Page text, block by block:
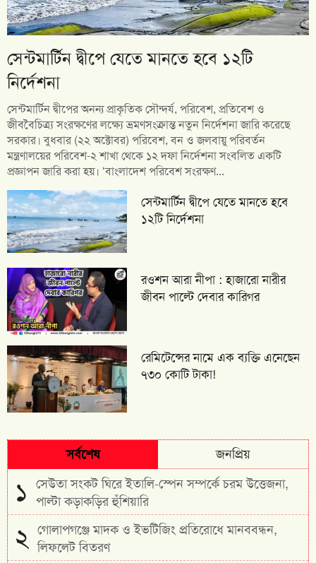
সেন্টমার্টিন দ্বীপে যেতে মানতে হবে ১২টি
নির্দেশনা
সেন্টমার্টিন দ্বীপের অনন্য প্রাকৃতিক সৌন্দর্য, পরিবেশ, প্রতিবেশ ও
জীববৈচিত্র্য সংরক্ষণের লক্ষ্যে ভ্রমণসংক্রান্ত নতুন নির্দেশনা জারি করেছে
সরকার। বুধবার (২২ অক্টোবর) পরিবেশ, বন ও জলবায়ু পরিবর্তন
মন্ত্রণালয়ের পরিবেশ-২ শাখা থেকে ১২ দফা নির্দেশনা সংবলিত একটি
প্রজ্ঞাপন জারি করা হয়। ‘বাংলাদেশ পরিবেশ সংরক্ষণ...
সেন্টমার্টিন দ্বীপে যেতে মানতে হবে
১২টি নির্দেশনা
রওশন আরা নীপা : হাজারো নারীর
জীবন পাল্টে দেবার কারিগর
রেমিটেন্সের নামে এক ব্যক্তি এনেছেন
৭৩০ কোটি টাকা!
সর্বশেষ জনপ্রিয়
১ সেউতা সংকট ঘিরে ইতালি-স্পেন সম্পর্কে চরম উত্তেজনা,
পাল্টা কড়াকড়ির হুঁশিয়ারি
২ গোলাপগঞ্জে মাদক ও ইভটিজিং প্রতিরোধে মানববন্ধন,
লিফলেট বিতরণ